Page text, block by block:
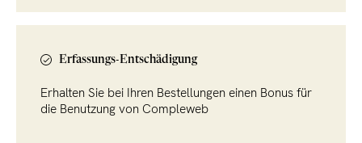
Erfassungs-Entschädigung
Erhalten Sie bei Ihren Bestellungen einen Bonus für
die Benutzung von Compleweb